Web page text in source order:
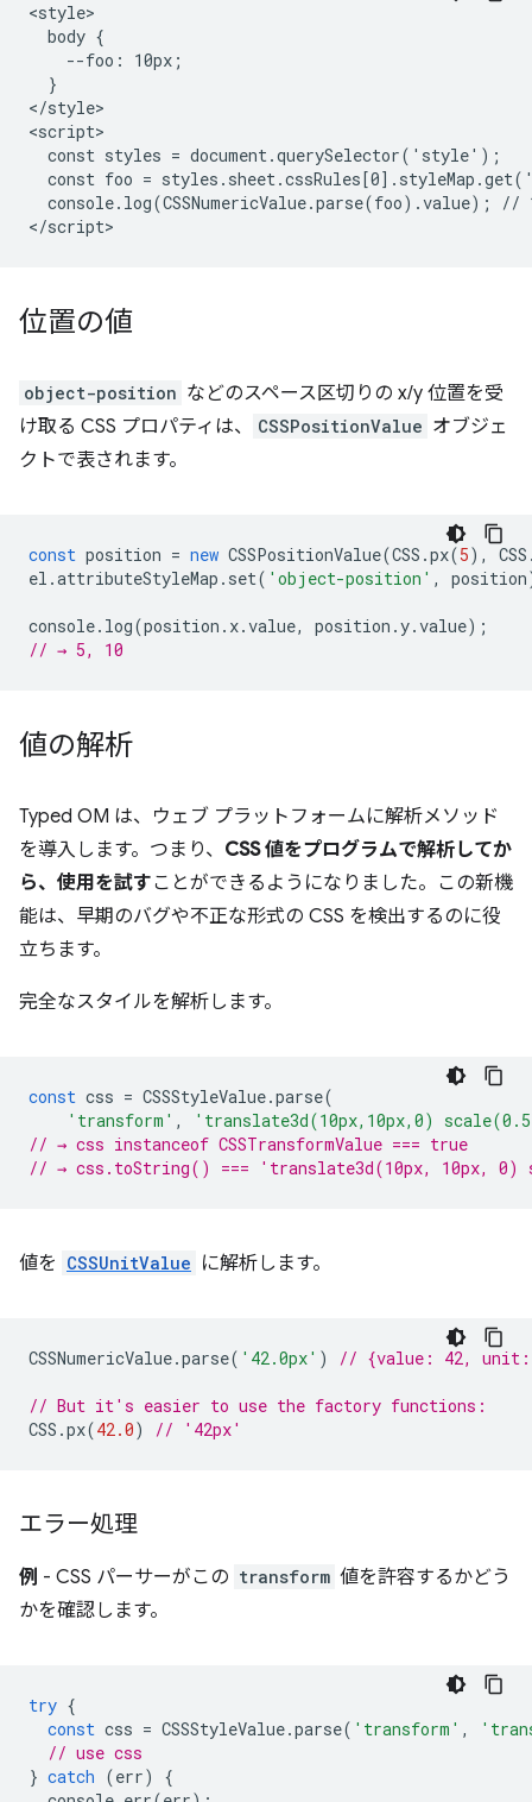
<style>
  body {
    --foo: 10px;
  }
</style>
<script>
  const styles = document.querySelector('style');
const foo =
console.log(CSSNumericValue.parse(foo).value); //
位置の値
object-position などのスペース区切りの x/y 位置を受
け取る CSS プロパティは、
CSSPositionValue オブジェ
クトで表されます。
const position = new CSSPositionValue(CSS .px(5), CSS
el .attributeStyleMap . set( 'object-position' , position
console. log(position . x.value, position .y.value);
// → 5, 10
値の解析
Typed OM は、ウェブ プラットフォームに解析メソッド
を導入します。つまり、 CSS 値をプログラムで解析してか
ら、 使用を試す ことができるようになりました。この新機
能は、早期のバグや不正な形式の CSS を検出するのに役
立ちます。
完全なスタイルを解析します。
const css = CSSStyleValue.parse(
'transform' ,
'translate3d(10px,10px,0)
// → css instanceof CSSTransformValue === true
// → css.toString() === 'translate3d(10px, 10px, 0)
値を CSSUnitValue に解析します。
CSSNumericValue.parse( '42.0px' ) // {value: 42,
// But it's easier to use the factory functions:
CSS .px(42.0) // '42px'
エラー処理
例 - CSS パーサーがこの transform 値を許容するかどう
かを確認します。
try {
const css = CSSStyleValue.parse( 'transform' ,
// use css
} catch (err)
{